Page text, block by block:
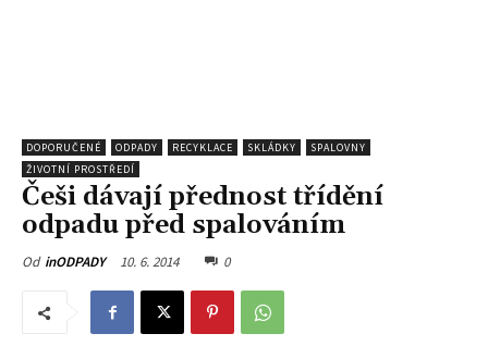
DOPORUČENÉ ODPADY RECYKLACE SKLÁDKY
SPALOVNY
ŽIVOTNÍ PROSTŘEDÍ
Češi dávají přednost třídění
odpadu před spalováním
Od inODPADY 10. 6. 2014 0